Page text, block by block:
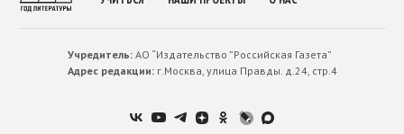
Учредитель:АО “Издательство ”Российская Газета”
Адрес редакции:г.Москва, улица Правды. д.24, стр.4